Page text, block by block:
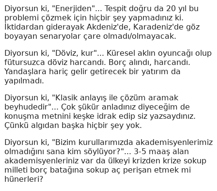
Diyorsun ki, "Enerjiden"... Tespit doğru da 20 yıl bu
problemi çözmek için hiçbir şey yapmadınız ki.
İktidardan giderayak Akdeniz'de, Karadeniz'de göz
boyayan senaryolar çare olmadı/olmayacak.
Diyorsun ki, "Döviz, kur"... Küresel aklın oyuncağı olup
fütursuzca döviz harcandı. Borç alındı, harcandı.
Yandaşlara hariç gelir getirecek bir yatırım da
yapılmadı.
Diyorsun ki, "Klasik anlayış ile çözüm aramak
beyhudedir"... Çok şükür anladınız diyeceğim de
konuşma metnini keşke idrak edip siz yazsaydınız.
Çünkü algıdan başka hiçbir şey yok.
Diyorsun ki, "Bizim kurullarımızda akademisyenlerimiz
olmadığını sana kim söylüyor?"... 3-5 maaş alan
akademisyenleriniz var da ülkeyi krizden krize sokup
milleti borç batağına sokup aç perişan etmek mi
hünerleri?